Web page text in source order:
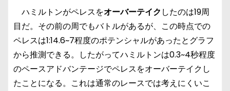
ハミルトンがペレスをオーバーテイク したのは19周
目だ。その前の周でもバトルがあるが、この時点での
ペレスは1:14.6~7程度のポテンシャルがあったとグラフ
から推測できる。したがってハミルトンは0.3~4秒程度
のペースアドバンテージでペレスをオーバーテイクし
たことになる。これは通常のレースでは考えにくいこ